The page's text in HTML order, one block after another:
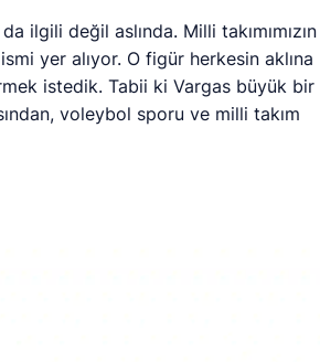
ilgili değil aslında. Milli takımımızın
yer alıyor. O figür herkesin aklına
istedik. Tabii ki Vargas büyük bir
voleybol sporu ve milli takım